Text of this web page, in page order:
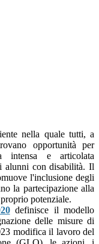
nella quale tutti, a
opportunità per
intensa e articolata
alunni con disabilità. Il
l'inclusione degli
la partecipazione alla
potenziale.
definisce il modello
delle misure di
modifica il lavoro del